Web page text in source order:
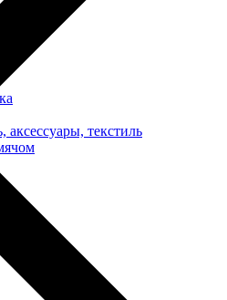
аксессуары, текстиль